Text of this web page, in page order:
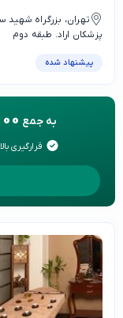
تهران، بزرگراه
پزشکان اراد. طبقه دوم
پیشنهاد شده
به جمع
قرارگیری